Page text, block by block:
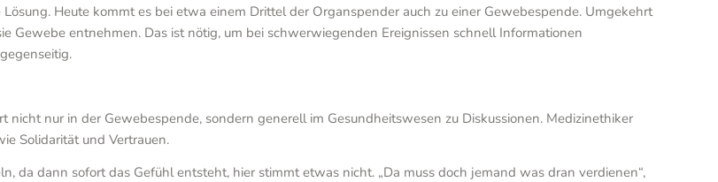
Heute kommt es bei etwa einem Drittel der Organspender auch zu einer Gewebespende. Umgekehrt
Gewebe entnehmen. Das ist nötig, um bei schwerwiegenden Ereignissen schnell Informationen
nur in der Gewebespende, sondern generell im Gesundheitswesen zu Diskussionen. Medizinethiker
Solidarität und Vertrauen.
da dann sofort das Gefühl entsteht, hier stimmt etwas nicht. „Da muss doch jemand was dran verdienen“,